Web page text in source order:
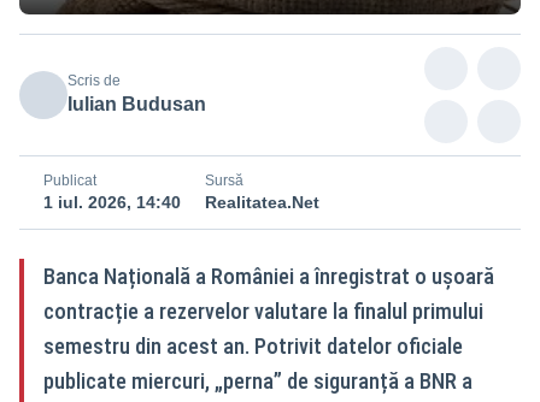
Scris de
Iulian Budusan
Publicat
1 iul. 2026, 14:40
Sursă
Realitatea.Net
Banca Națională a României a înregistrat o ușoară
contracție a rezervelor valutare la finalul primului
semestru din acest an. Potrivit datelor oficiale
publicate miercuri, „perna” de siguranță a BNR a